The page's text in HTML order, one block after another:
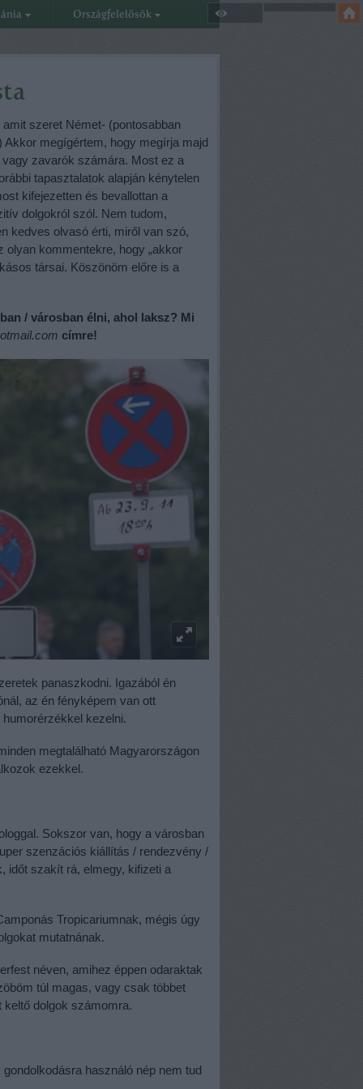
Országfelelősök
szeret Német- (pontosabban
Akkor megígértem, hogy megírja majd
zavarók számára. Most ez a
tapasztalatok alapján kénytelen
kifejezetten és bevallottan a
dolgokról szól. Nem tudom,
kedves olvasó érti, miről van szó,
kommentekre, hogy „akkor
társai. Köszönöm előre is a
/ városban élni, ahol laksz? Mi
címre!
panaszkodni. Igazából én
az én fényképem van ott
kezelni.
megtalálható Magyarországon
ezekkel.
Sokszor van, hogy a városban
szenzációs kiállítás / rendezvény /
időt szakít rá, elmegy, kifizeti a
Tropicariumnak, mégis úgy
mutatnának.
néven, amihez éppen odaraktak
túl magas, vagy csak többet
dolgok számomra.
használó nép nem tud